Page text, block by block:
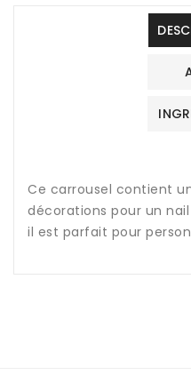
Ce carrousel contient
décorations pour un
il est parfait pour